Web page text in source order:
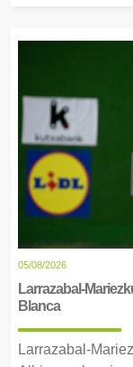
05/08/2026
Larrazabal-
Blanca
Larrazabal-